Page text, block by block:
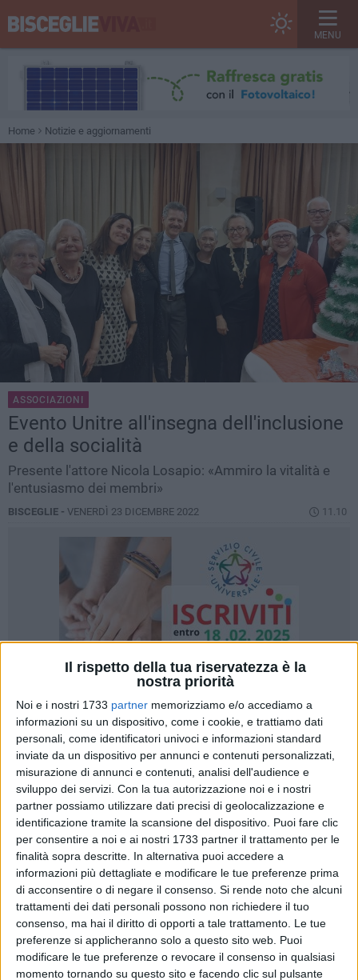
Il rispetto della tua riservatezza è la
nostra priorità
Noi e i nostri 1733 partner memorizziamo e/o accediamo a
informazioni su un dispositivo, come i cookie, e trattiamo dati
personali, come identificatori univoci e informazioni standard
inviate da un dispositivo per annunci e contenuti personalizzati,
misurazione di annunci e contenuti, analisi dell'audience e
sviluppo dei servizi. Con la tua autorizzazione noi e i nostri
partner possiamo utilizzare dati precisi di geolocalizzazione e
identificazione tramite la scansione del dispositivo. Puoi fare clic
per consentire a noi e ai nostri 1733 partner il trattamento per le
finalità sopra descritte. In alternativa puoi accedere a
informazioni più dettagliate e modificare le tue preferenze prima
di acconsentire o di negare il consenso. Si rende noto che alcuni
trattamenti dei dati personali possono non richiedere il tuo
consenso, ma hai il diritto di opporti a tale trattamento. Le tue
preferenze si applicheranno solo a questo sito web. Puoi
modificare le tue preferenze o revocare il consenso in qualsiasi
momento tornando su questo sito e facendo clic sul pulsante
MENU
Home Notizie e aggiornamenti
ASSOCIAZIONI
Evento Unitre all'insegna dell'inclusione
e della socialità
Presente l'attore Nicola Losapio: «Ammiro la vitalità e
l'entusiasmo dei membri»
BISCEGLIE - VENERDÌ 23 DICEMBRE 2022 11.10
2
Si è tenuto lo scorso 21 dicembre all'Hotel Salsello l'evento
prenatalizio organizzato dalla Unitre Bisceglie, che ha
rinnovato lo spirito di inclusione e socialità
dell'associazione.
Tra gli invitati l'attore biscegliese Nicola Losapio:
«L'università della terza età è un vero e proprio laboratorio
continuo, instancabile, entusiasta di cultura, esperienza di